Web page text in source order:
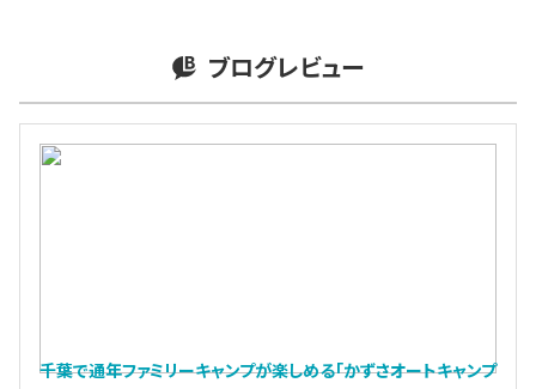
ブログレビュー
千葉で通年ファミリーキャンプが楽しめる「かずさオートキャンプ